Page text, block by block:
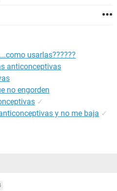
usarlas??????
anticonceptivas
no engorden
✓
y no me baja ✓